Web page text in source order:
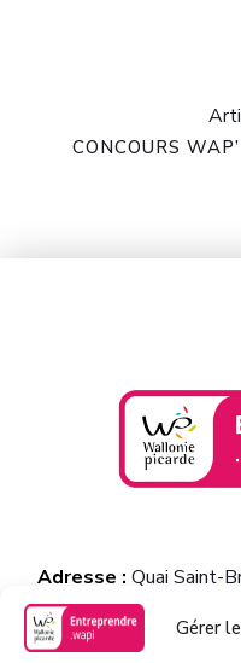
Gérer
CONCOURS
Adresse : Quai Saint-
+32/